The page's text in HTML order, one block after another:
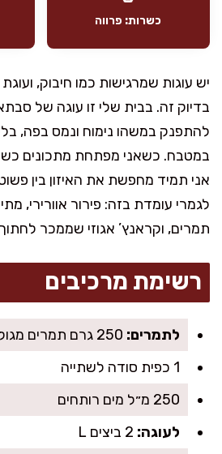
כשרות: פרווה
יש עוגות שמרגישות כמו חיבוק,
בדיוק זה. בבית שלי זו עוגה של
להתפנק במשהו נימוח ונמס בפה,
במטבח. כשאני מפתחת מתכונים
אני תמיד מחפשת את האיזון בין
לגמרי עומדת בזה: פירור אוורירי,
תמרים, וקראנץ’ אגוזי שממכר
רשימת מרכיבים
לתמרים:
1 כפית סודה לשתייה
250 מ״ל מים רותחים
לעוגה: